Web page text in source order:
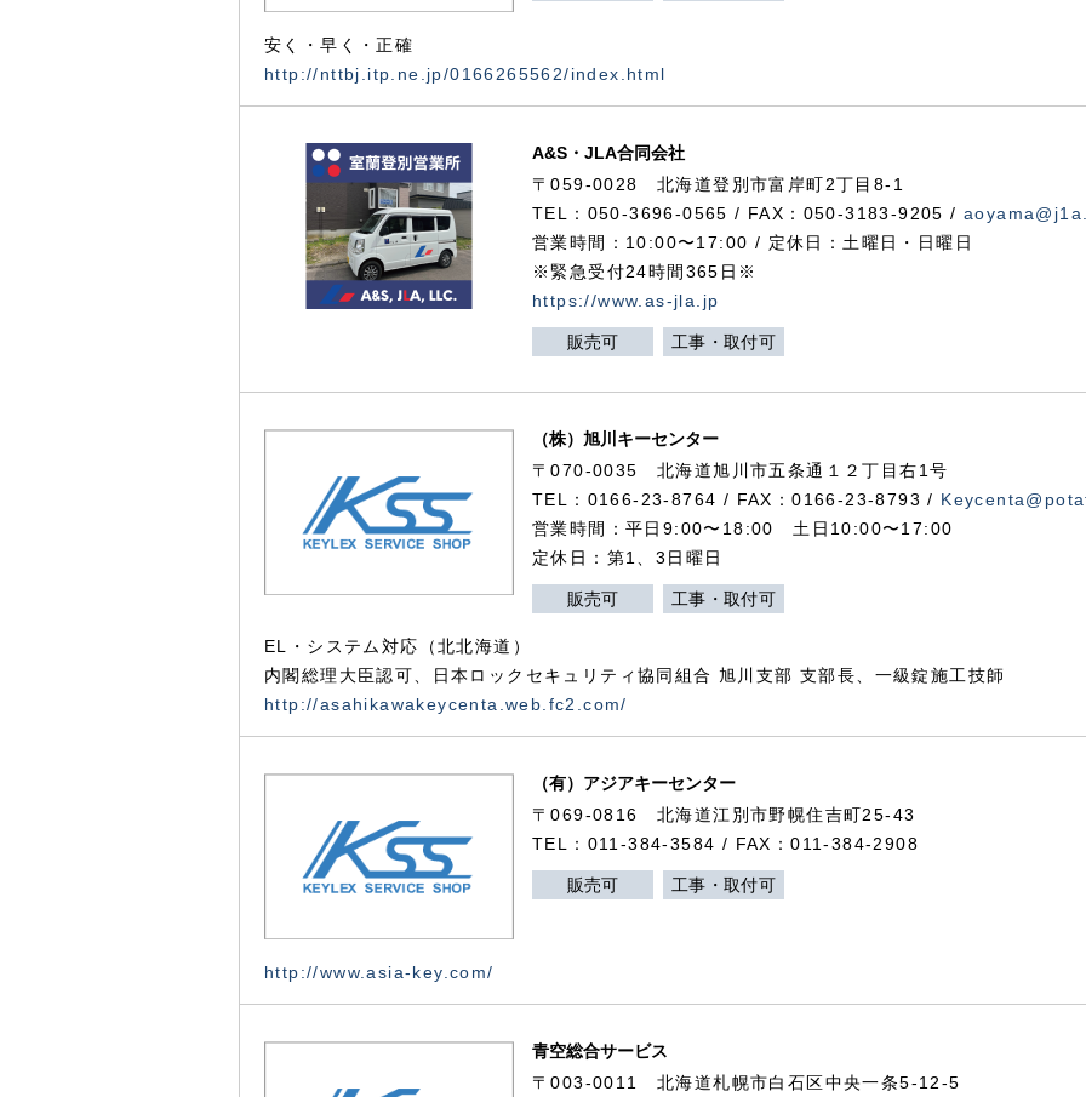
安く・早く・正確
http://nttbj.itp.ne.jp/0166265562/index.html
A&S・JLA合同会社
〒059-0028北海道登別市富岸町2丁目 8-1
TEL：050-3696-0565 / FAX：050-3183-9205 /
営業時間：10:00〜17:00 / 定休日：土曜日・日曜日
※緊急受付24時間365日※
https://www.as-jla.jp
販売可 工事・取付可
（株）旭川キーセンター
〒070-0035 北海道旭川市五条通１２丁目右1号
TEL：0166-23-8764 / FAX：0166-23-8793 /
営業時間：平日9:00〜18:00 土日10:00〜17:00
定休日：第1、3日曜日
販売可 工事・取付可
EL・システム対応（北北海道）
内閣総理大臣認可、日本ロックセキュリティ協同組合 旭川支部 支部長、一級錠施工技師
http://asahikawakeycenta.web.fc2.com/
（有）アジアキーセンター
〒069-0816 北海道江別市野幌住吉町25-43
TEL：011-384-3584 / FAX：011-384-2908
販売可 工事・取付可
http://www.asia-key.com/
青空総合サービス
〒003-0011 北海道札幌市白石区中央一条5-12-5